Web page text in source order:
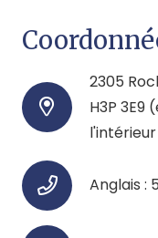
2305
H3P 3E9
Anglais :